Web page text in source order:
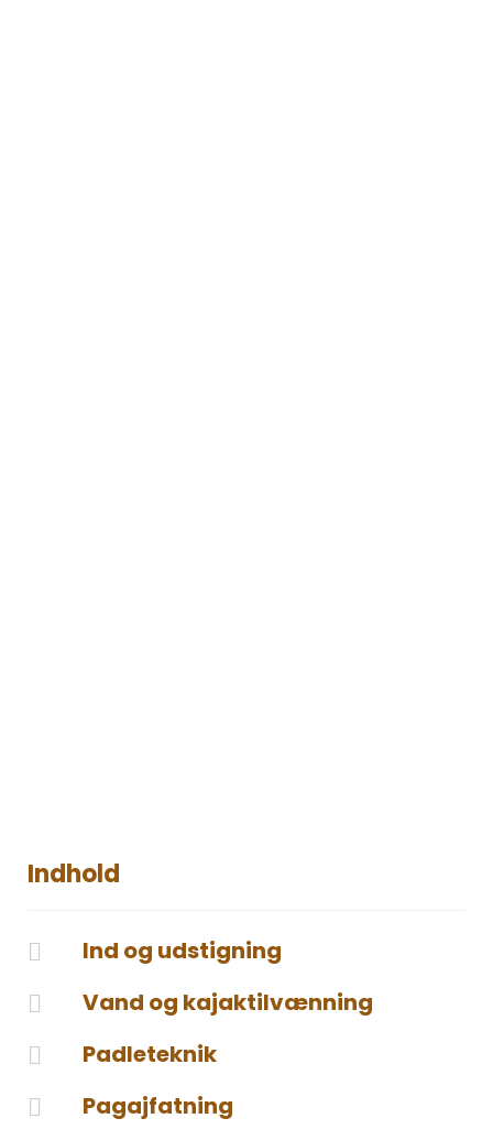
Indhold
Ind og udstigning
Vand og kajaktilvænning
Padleteknik
Pagajfatning